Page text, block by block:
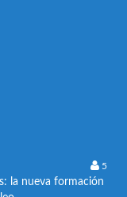
5
la nueva formación